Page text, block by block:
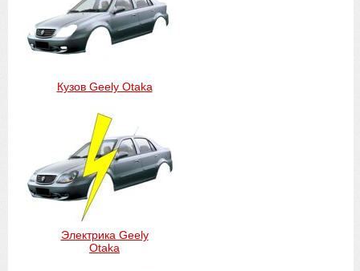
Кузов Geely Otaka
Электрика Geely
Otaka